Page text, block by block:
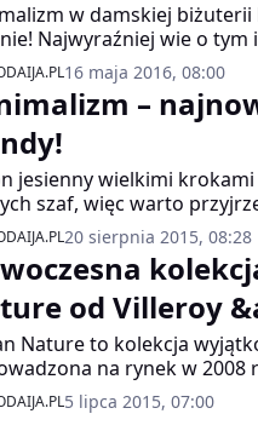
w damskiej
Najwyraźniej wie o tym
przygotowała nową,
kolekcję.
16 maja 2016, 08:00
–
jesienny wielkimi
szaf, więc warto
trendom i
W nadchodzącym
miksy, ale nas
20 sierpnia 2015, 08:28
od Villeroy
Nature to kolekcja
na rynek w 2008
miłośników
niekonwencjonalnego
5 lipca 2015, 07:00